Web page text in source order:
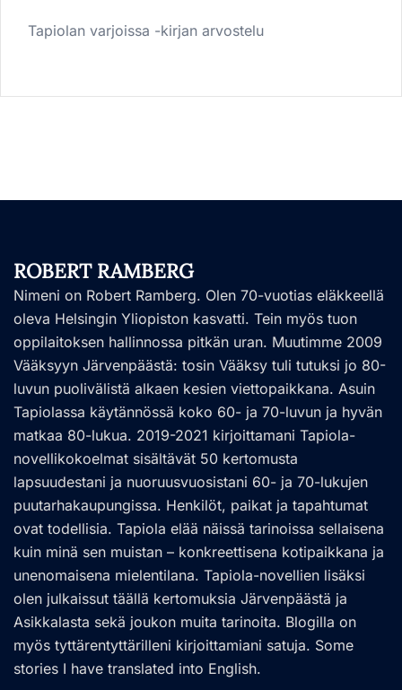
Tapiolan varjoissa -kirjan arvostelu
ROBERT RAMBERG
Nimeni on Robert Ramberg. Olen 70-vuotias eläkkeellä
oleva Helsingin Yliopiston kasvatti. Tein myös tuon
oppilaitoksen hallinnossa pitkän uran. Muutimme 2009
Vääksyyn Järvenpäästä: tosin Vääksy tuli tutuksi jo 80-
luvun puolivälistä alkaen kesien viettopaikkana. Asuin
Tapiolassa käytännössä koko 60- ja 70-luvun ja hyvän
matkaa 80-lukua. 2019-2021 kirjoittamani Tapiola-
novellikokoelmat sisältävät 50 kertomusta
lapsuudestani ja nuoruusvuosistani 60- ja 70-lukujen
puutarhakaupungissa. Henkilöt, paikat ja tapahtumat
ovat todellisia. Tapiola elää näissä tarinoissa sellaisena
kuin minä sen muistan – konkreettisena kotipaikkana ja
unenomaisena mielentilana. Tapiola-novellien lisäksi
olen julkaissut täällä kertomuksia Järvenpäästä ja
Asikkalasta sekä joukon muita tarinoita. Blogilla on
myös tyttärentyttärilleni kirjoittamiani satuja. Some
stories I have translated into English.